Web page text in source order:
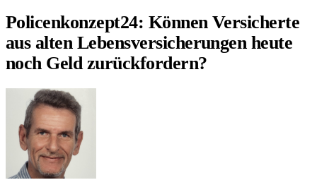
Policenkonzept24: Können Versicherte
aus alten Lebensversicherungen heute
noch Geld zurückfordern?